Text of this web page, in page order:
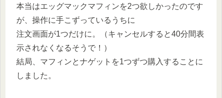
本当はエッグマックマフィンを2つ欲しかったのです
が、操作に手こずっているうちに
注文画面が1つだけに。（キャンセルすると40分間表
示されなくなるそうで！）
結局、マフィンとナゲットを1つずつ購入することに
しました。